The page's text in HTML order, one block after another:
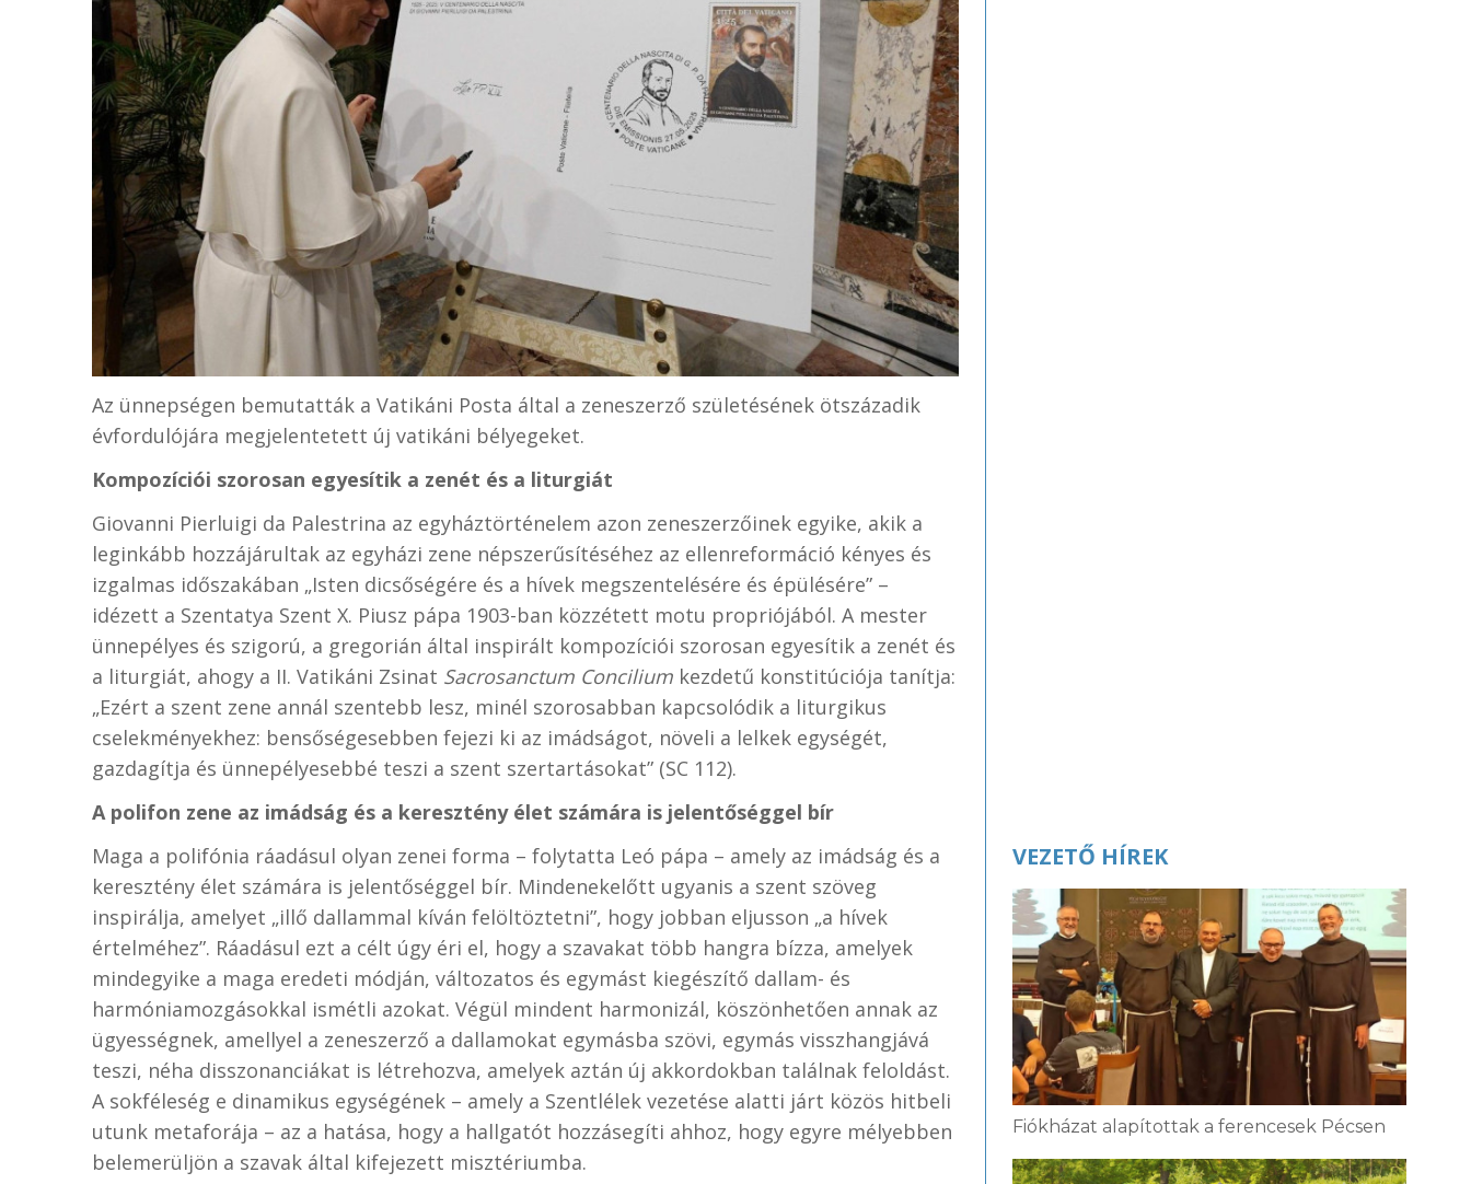
Az ünnepségen bemutatták a Vatikáni Posta által a zeneszerző születésének ötszázadik
évfordulójára megjelentetett új vatikáni bélyegeket.
Kompozíciói szorosan egyesítik a zenét és a liturgiát
Giovanni Pierluigi da Palestrina az egyháztörténelem azon zeneszerzőinek egyike, akik a
leginkább hozzájárultak az egyházi zene népszerűsítéséhez az ellenreformáció kényes és
izgalmas időszakában „Isten dicsőségére és a hívek megszentelésére és épülésére” –
idézett a Szentatya Szent X. Piusz pápa 1903-ban közzétett motu propriójából. A mester
ünnepélyes és szigorú, a gregorián által inspirált kompozíciói szorosan egyesítik a zenét és
a liturgiát, ahogy a II. Vatikáni Zsinat Sacrosanctum Concilium kezdetű konstitúciója tanítja:
„Ezért a szent zene annál szentebb lesz, minél szorosabban kapcsolódik a liturgikus
cselekményekhez: bensőségesebben fejezi ki az imádságot, növeli a lelkek egységét,
gazdagítja és ünnepélyesebbé teszi a szent szertartásokat” (SC 112).
A polifon zene az imádság és a keresztény élet számára is jelentőséggel bír
Maga a polifónia ráadásul olyan zenei forma – folytatta Leó pápa – amely az imádság és a
keresztény élet számára is jelentőséggel bír. Mindenekelőtt ugyanis a szent szöveg
inspirálja, amelyet „illő dallammal kíván felöltöztetni”, hogy jobban eljusson „a hívek
értelméhez”. Ráadásul ezt a célt úgy éri el, hogy a szavakat több hangra bízza, amelyek
mindegyike a maga eredeti módján, változatos és egymást kiegészítő dallam- és
harmóniamozgásokkal ismétli azokat. Végül mindent harmonizál, köszönhetően annak az
ügyességnek, amellyel a zeneszerző a dallamokat egymásba szövi, egymás visszhangjává
teszi, néha disszonanciákat is létrehozva, amelyek aztán új akkordokban találnak feloldást.
A sokféleség e dinamikus egységének – amely a Szentlélek vezetése alatti járt közös hitbeli
utunk metaforája – az a hatása, hogy a hallgatót hozzásegíti ahhoz, hogy egyre mélyebben
belemerüljön a szavak által kifejezett misztériumba.
VEZETŐ HÍREK
Fiókházat alapítottak a ferencesek Pécsen